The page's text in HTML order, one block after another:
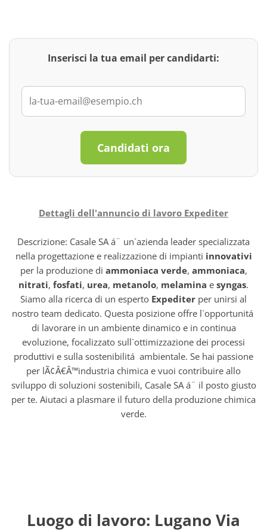
Inserisci la tua email per candidarti:
Candidati ora
Dettagli dell'annuncio di lavoro Expediter
Descrizione: Casale SA á¨ un`azienda leader specializzata
nella progettazione e realizzazione di impianti innovativi
per la produzione di ammoniaca verde, ammoniaca,
nitrati, fosfati, urea, metanolo, melamina e syngas.
Siamo alla ricerca di un esperto Expediter per unirsi al
nostro team dedicato. Questa posizione offre l`opportunitá
di lavorare in un ambiente dinamico e in continua
evoluzione, focalizzato sull`ottimizzazione dei processi
produttivi e sulla sostenibilitá ambientale. Se hai passione
per lÃ¢Â€Â™industria chimica e vuoi contribuire allo
sviluppo di soluzioni sostenibili, Casale SA á¨ il posto giusto
per te. Aiutaci a plasmare il futuro della produzione chimica
verde.
Luogo di lavoro: Lugano Via